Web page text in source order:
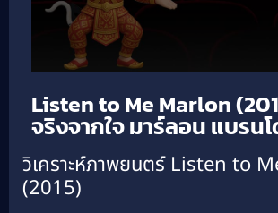
Listen to Me Marlon
จริงจากใจ มาร์ลอน แบรน
วิเคราะห์ภาพยนตร์ Listen to
(2015)